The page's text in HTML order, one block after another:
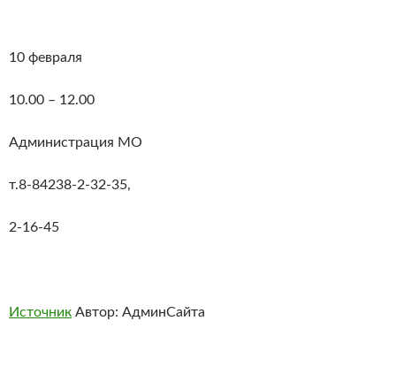
10 февраля
10.00 – 12.00
Администрация МО
т.8-84238-2-32-35,
2-16-45
Источник Автор: АдминСайта